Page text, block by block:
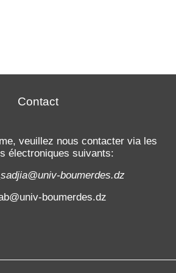
Contact
veuillez nous contacter via les
électroniques suivants:
boumerdes.dz
boumerdes.dz